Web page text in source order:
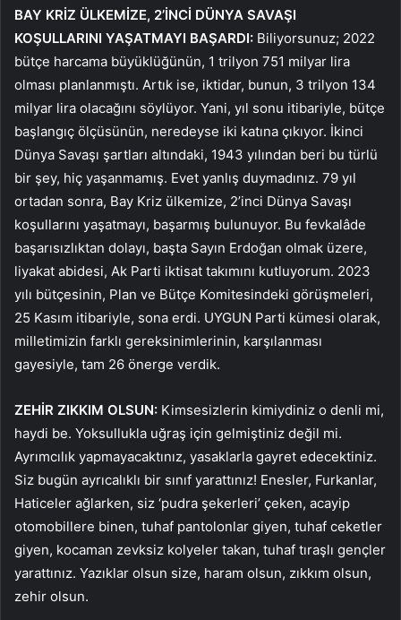
BAY KRİZ ÜLKEMİZE, 2’İNCİ DÜNYA SAVAŞI
KOŞULLARINI YAŞATMAYI BAŞARDI: Biliyorsunuz; 2022
bütçe harcama büyüklüğünün, 1 trilyon 751 milyar lira
olması planlanmıştı. Artık ise, iktidar, bunun, 3 trilyon 134
milyar lira olacağını söylüyor. Yani, yıl sonu itibariyle, bütçe
başlangıç ölçüsünün, neredeyse iki katına çıkıyor. İkinci
Dünya Savaşı şartları altındaki, 1943 yılından beri bu türlü
bir şey, hiç yaşanmamış. Evet yanlış duymadınız. 79 yıl
ortadan sonra, Bay Kriz ülkemize, 2’inci Dünya Savaşı
koşullarını yaşatmayı, başarmış bulunuyor. Bu fevkalâde
başarısızlıktan dolayı, başta Sayın Erdoğan olmak üzere,
liyakat abidesi, Ak Parti iktisat takımını kutluyorum. 2023
yılı bütçesinin, Plan ve Bütçe Komitesindeki görüşmeleri,
25 Kasım itibariyle, sona erdi. UYGUN Parti kümesi olarak,
milletimizin farklı gereksinimlerinin, karşılanması
gayesiyle, tam 26 önerge verdik.
ZEHİR ZIKKIM OLSUN: Kimsesizlerin kimiydiniz o denli mi,
haydi be. Yoksullukla uğraş için gelmiştiniz değil mi.
Ayrımcılık yapmayacaktınız, yasaklarla gayret edecektiniz.
Siz bugün ayrıcalıklı bir sınıf yarattınız! Enesler, Furkanlar,
Haticeler ağlarken, siz ‘pudra şekerleri’ çeken, acayip
otomobillere binen, tuhaf pantolonlar giyen, tuhaf ceketler
giyen, kocaman zevksiz kolyeler takan, tuhaf tıraşlı gençler
yarattınız. Yazıklar olsun size, haram olsun, zıkkım olsun,
zehir olsun.